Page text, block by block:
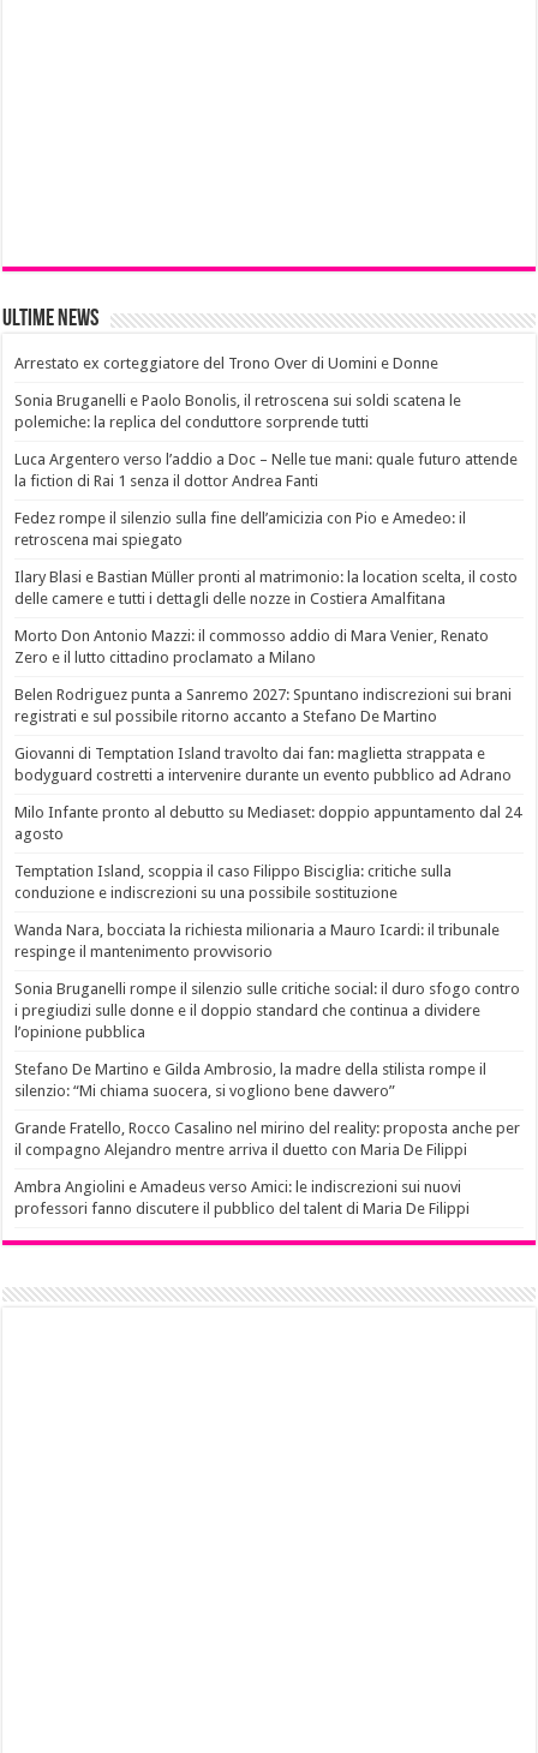
Ultime News
Arrestato ex corteggiatore del Trono Over di Uomini e Donne
Sonia Bruganelli e Paolo Bonolis, il retroscena sui soldi scatena le
polemiche: la replica del conduttore sorprende tutti
Luca Argentero verso l’addio a Doc – Nelle tue mani: quale futuro attende
la fiction di Rai 1 senza il dottor Andrea Fanti
Fedez rompe il silenzio sulla fine dell’amicizia con Pio e Amedeo: il
retroscena mai spiegato
Ilary Blasi e Bastian Müller pronti al matrimonio: la location scelta, il costo
delle camere e tutti i dettagli delle nozze in Costiera Amalfitana
Morto Don Antonio Mazzi: il commosso addio di Mara Venier, Renato
Zero e il lutto cittadino proclamato a Milano
Belen Rodriguez punta a Sanremo 2027: Spuntano indiscrezioni sui brani
registrati e sul possibile ritorno accanto a Stefano De Martino
Giovanni di Temptation Island travolto dai fan: maglietta strappata e
bodyguard costretti a intervenire durante un evento pubblico ad Adrano
Milo Infante pronto al debutto su Mediaset: doppio appuntamento dal 24
agosto
Temptation Island, scoppia il caso Filippo Bisciglia: critiche sulla
conduzione e indiscrezioni su una possibile sostituzione
Wanda Nara, bocciata la richiesta milionaria a Mauro Icardi: il tribunale
respinge il mantenimento provvisorio
Sonia Bruganelli rompe il silenzio sulle critiche social: il duro sfogo contro
i pregiudizi sulle donne e il doppio standard che continua a dividere
l’opinione pubblica
Stefano De Martino e Gilda Ambrosio, la madre della stilista rompe il
silenzio: “Mi chiama suocera, si vogliono bene davvero”
Grande Fratello, Rocco Casalino nel mirino del reality: proposta anche per
il compagno Alejandro mentre arriva il duetto con Maria De Filippi
Ambra Angiolini e Amadeus verso Amici: le indiscrezioni sui nuovi
professori fanno discutere il pubblico del talent di Maria De Filippi